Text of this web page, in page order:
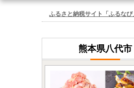
ふるさと納税サイト「ふるなび
熊本県八代市